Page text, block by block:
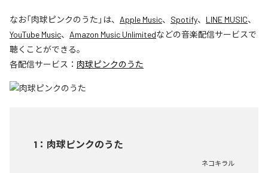
なお「肉球ピンクのうた 」は、 Apple Music、 Spotify、 LINE MUSIC、
YouTube Music、 Amazon Music Unlimitedなどの音楽配信サービスで
聴くことができる。
各配信サービス： 肉球ピンクのうた
1 ： 肉球ピンクのうた
ネコキラル